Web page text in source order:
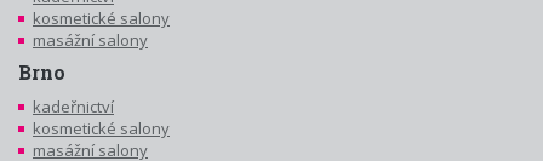
kosmetické salony
masážní salony
Brno
kadeřnictví
kosmetické salony
masážní salony